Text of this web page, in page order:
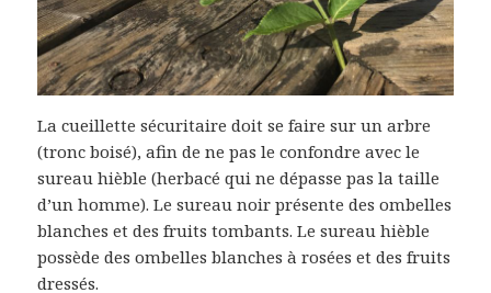
La cueillette sécuritaire doit se faire sur un arbre
(tronc boisé), afin de ne pas le confondre avec le
sureau hièble (herbacé qui ne dépasse pas la taille
d’un homme). Le sureau noir présente des ombelles
blanches et des fruits tombants. Le sureau hièble
possède des ombelles blanches à rosées et des fruits
dressés.